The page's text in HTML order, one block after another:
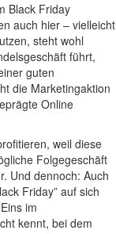
Black Friday
auch hier – vielleicht
steht wohl
führt,
guten
die Marketingaktion
Online
weil diese
Folgegeschäft
Und dennoch: Auch
Friday” auf sich
im
kennt, bei dem